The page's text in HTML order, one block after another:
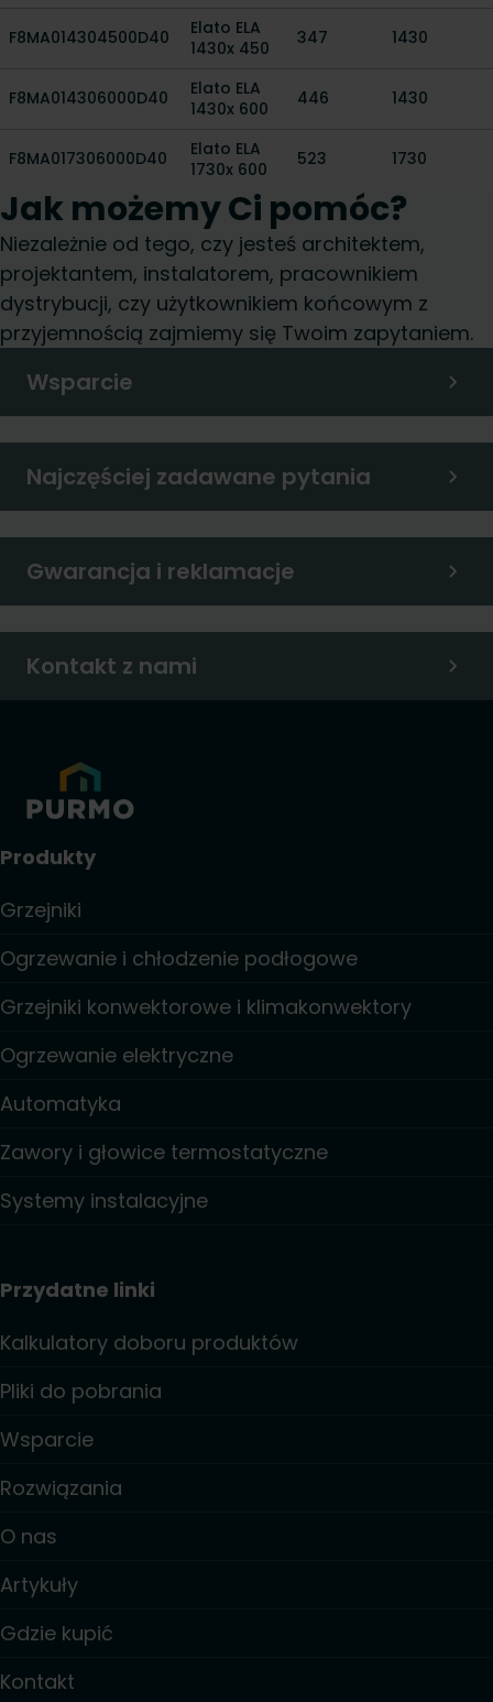
F8MA014304500D40
Elato ELA
1430x 450
347 1430
F8MA014306000D40
Elato ELA
1430x 600
446 1430
F8MA017306000D40
Elato ELA
1730x 600
523 1730
Jak możemy Ci pomóc?
Niezależnie od tego, czy jesteś architektem,
projektantem, instalatorem, pracownikiem
dystrybucji, czy użytkownikiem końcowym z
przyjemnością zajmiemy się Twoim zapytaniem.
Wsparcie
Najczęściej zadawane pytania
Gwarancja i reklamacje
Kontakt z nami
Produkty
Grzejniki
Ogrzewanie i chłodzenie podłogowe
Grzejniki konwektorowe i klimakonwektory
Ogrzewanie elektryczne
Automatyka
Zawory i głowice termostatyczne
Systemy instalacyjne
Przydatne linki
Kalkulatory doboru produktów
Pliki do pobrania
Wsparcie
Rozwiązania
O nas
Artykuły
Gdzie kupić
Kontakt